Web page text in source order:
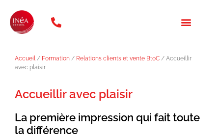
Accueil/ Formation / Relations clients et vente BtoC / Accueillir
avec plaisir
Accueillir avec plaisir
La première impression qui fait toute
la différence